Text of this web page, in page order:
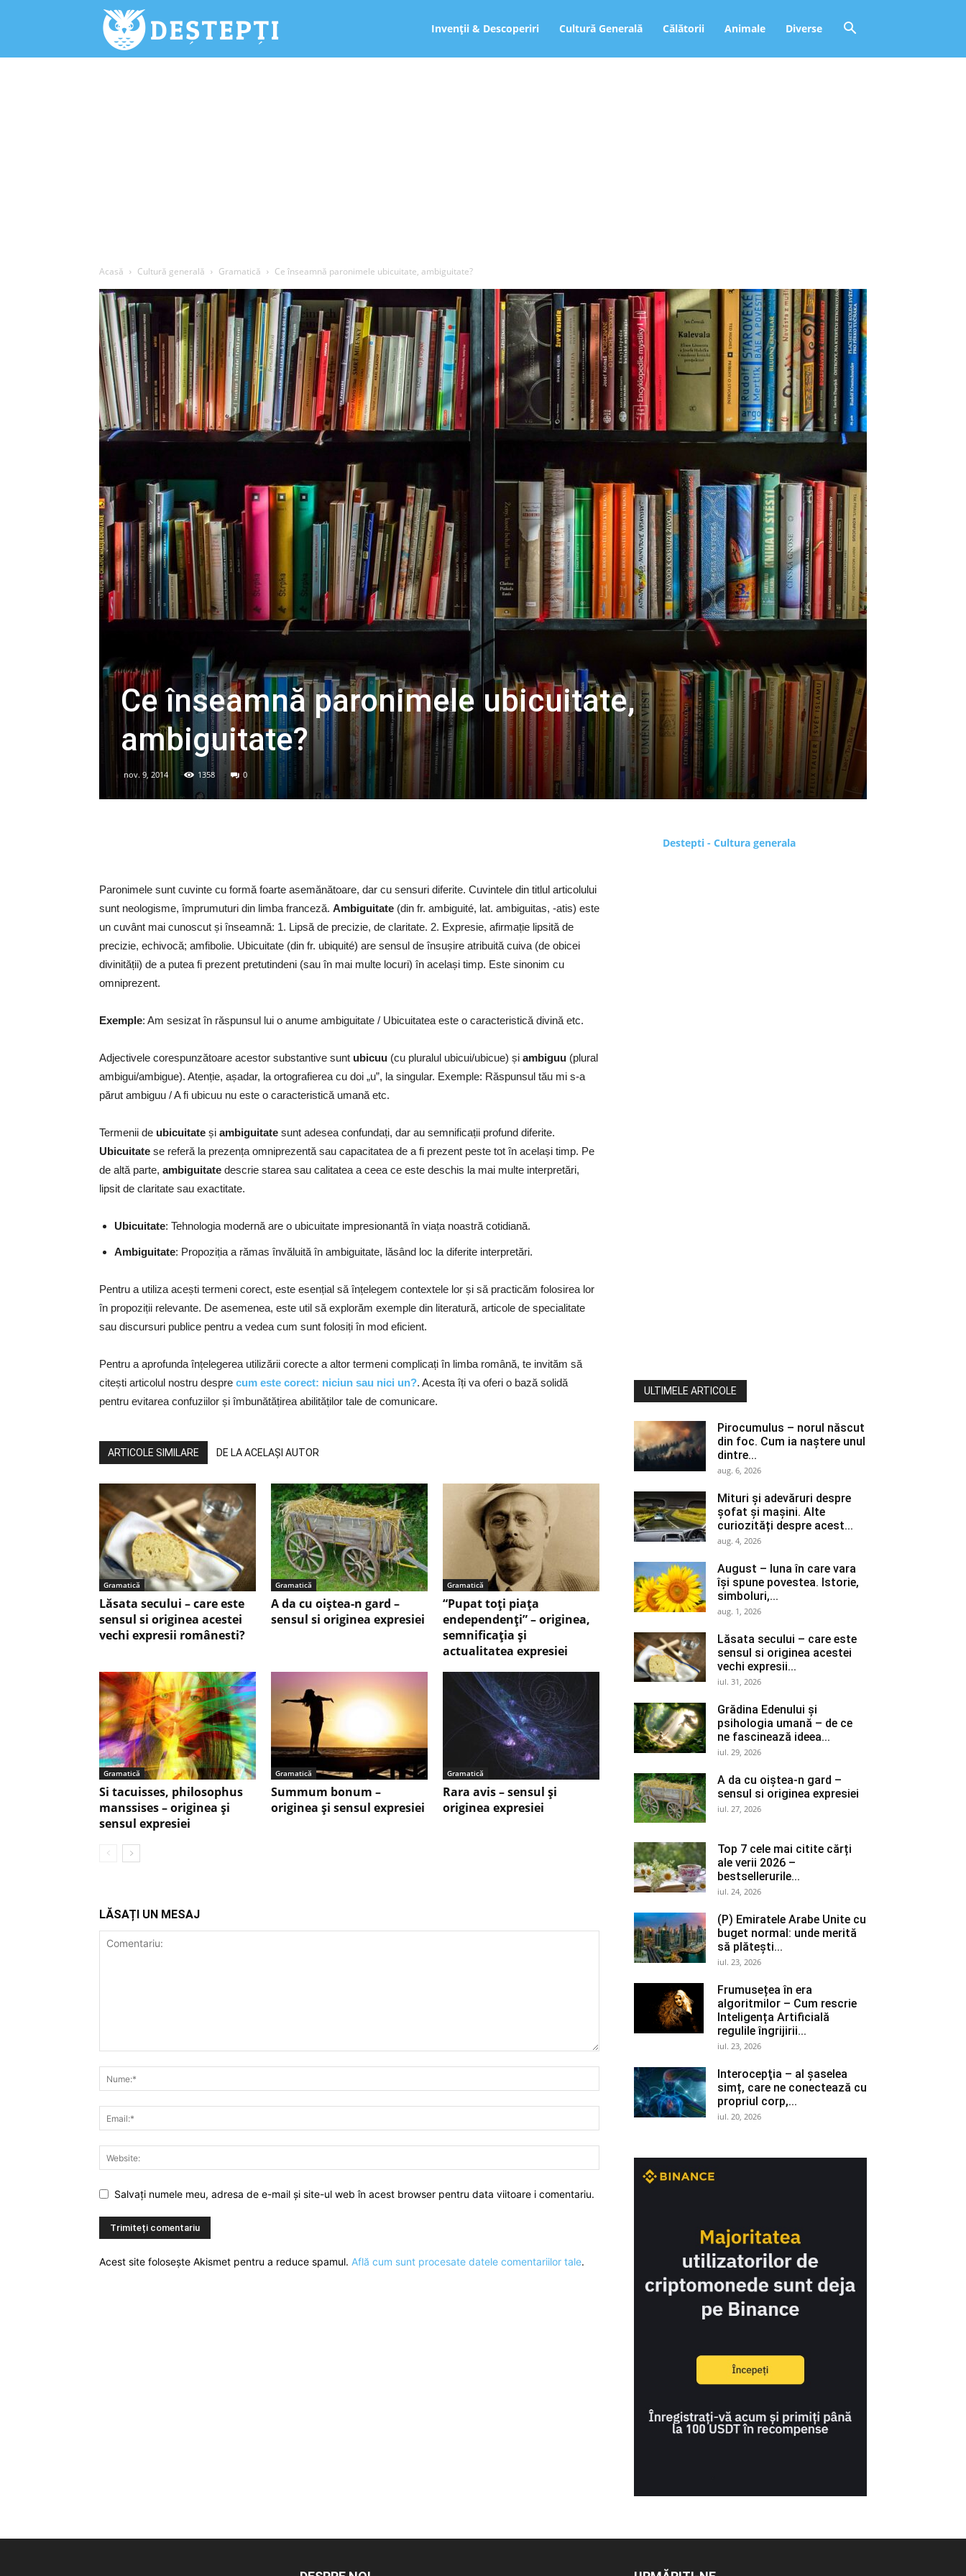
Deștepți.ro Invenții & Descoperiri Cultură Generală Călătorii Animale Diverse
Acasă Cultură generală Gramatică Ce înseamnă paronimele ubicuitate, ambiguitate?
Ce înseamnă paronimele ubicuitate,
ambiguitate?
nov. 9, 2014 1358 0
Paronimele sunt cuvinte cu formă foarte asemănătoare, dar cu sensuri diferite. Cuvintele din titlul articolului
sunt neologisme, împrumuturi din limba franceză. Ambiguitate (din fr. ambiguité, lat. ambiguitas, -atis) este
un cuvânt mai cunoscut și înseamnă: 1. Lipsă de precizie, de claritate. 2. Expresie, afirmație lipsită de
precizie, echivocă; amfibolie. Ubicuitate (din fr. ubiquité) are sensul de însușire atribuită cuiva (de obicei
divinității) de a putea fi prezent pretutindeni (sau în mai multe locuri) în același timp. Este sinonim cu
omniprezent.
Exemple: Am sesizat în răspunsul lui o anume ambiguitate / Ubicuitatea este o caracteristică divină etc.
Adjectivele corespunzătoare acestor substantive sunt ubicuu (cu pluralul ubicui/ubicue) și ambiguu (plural
ambigui/ambigue). Atenție, așadar, la ortografierea cu doi „u”, la singular. Exemple: Răspunsul tău mi s-a
părut ambiguu / A fi ubicuu nu este o caracteristică umană etc.
Termenii de ubicuitate și ambiguitate sunt adesea confundați, dar au semnificații profund diferite.
Ubicuitate se referă la prezența omniprezentă sau capacitatea de a fi prezent peste tot în același timp. Pe
de altă parte, ambiguitate descrie starea sau calitatea a ceea ce este deschis la mai multe interpretări,
lipsit de claritate sau exactitate.
Ubicuitate: Tehnologia modernă are o ubicuitate impresionantă în viața noastră cotidiană.
Ambiguitate: Propoziția a rămas învăluită în ambiguitate, lăsând loc la diferite interpretări.
Pentru a utiliza acești termeni corect, este esențial să înțelegem contextele lor și să practicăm folosirea lor
în propoziții relevante. De asemenea, este util să explorăm exemple din literatură, articole de specialitate
sau discursuri publice pentru a vedea cum sunt folosiți în mod eficient.
Pentru a aprofunda înțelegerea utilizării corecte a altor termeni complicați în limba română, te invităm să
citești articolul nostru despre cum este corect: niciun sau nici un?. Acesta îți va oferi o bază solidă
pentru evitarea confuziilor și îmbunătățirea abilităților tale de comunicare.
ARTICOLE SIMILARE DE LA ACELAȘI AUTOR
Gramatică
Lăsata secului – care este
sensul si originea acestei
vechi expresii românesti?
Gramatică
A da cu oiștea-n gard –
sensul si originea expresiei
Gramatică
“Pupat toţi piaţa
endependenţi” – originea,
semnificaţia şi
actualitatea expresiei
Gramatică
Si tacuisses, philosophus
manssises – originea şi
sensul expresiei
Gramatică
Summum bonum –
originea şi sensul expresiei
Gramatică
Rara avis – sensul şi
originea expresiei
LĂSAȚI UN MESAJ
Salvați numele meu, adresa de e-mail și site-ul web în acest browser pentru data viitoare i comentariu.
Acest site folosește Akismet pentru a reduce spamul. Află cum sunt procesate datele comentariilor tale.
Destepti - Cultura generala
ULTIMELE ARTICOLE
Pirocumulus – norul născut
din foc. Cum ia naștere unul
dintre...
aug. 6, 2026
Mituri și adevăruri despre
șofat și mașini. Alte
curiozități despre acest...
aug. 4, 2026
August – luna în care vara
își spune povestea. Istorie,
simboluri,...
aug. 1, 2026
Lăsata secului – care este
sensul si originea acestei
vechi expresii...
iul. 31, 2026
Grădina Edenului și
psihologia umană – de ce
ne fascinează ideea...
iul. 29, 2026
A da cu oiștea-n gard –
sensul si originea expresiei
iul. 27, 2026
Top 7 cele mai citite cărți
ale verii 2026 –
bestsellerurile...
iul. 24, 2026
(P) Emiratele Arabe Unite cu
buget normal: unde merită
să plătești...
iul. 23, 2026
Frumusețea în era
algoritmilor – Cum rescrie
Inteligența Artificială
regulile îngrijirii...
iul. 23, 2026
Interocepţia – al șaselea
simț, care ne conectează cu
propriul corp,...
iul. 20, 2026